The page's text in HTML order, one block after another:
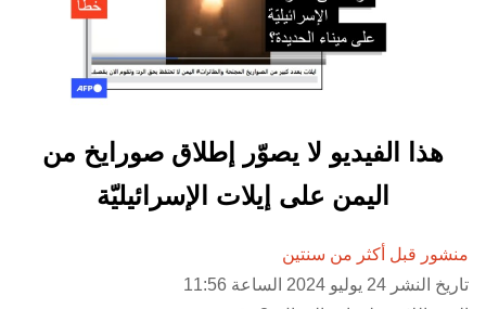
هذا الفيديو لا يصوّر إطلاق صورايخ من
اليمن على إيلات الإسرائيليّة
منشور قبل أكثر من سنتين
تاريخ النشر 24 يوليو 2024 الساعة 11:56